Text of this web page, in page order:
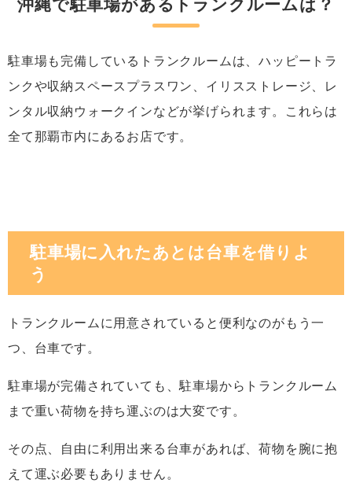
沖縄で駐車場があるトランクルームは？
駐車場も完備しているトランクルームは、ハッピートラ
ンクや収納スペースプラスワン、イリスストレージ、レ
ンタル収納ウォークインなどが挙げられます。これらは
全て那覇市内にあるお店です。
駐車場に入れたあとは台車を借りよ
う
トランクルームに用意されていると便利なのがもう一
つ、台車です。
駐車場が完備されていても、駐車場からトランクルーム
まで重い荷物を持ち運ぶのは大変です。
その点、自由に利用出来る台車があれば、荷物を腕に抱
えて運ぶ必要もありません。